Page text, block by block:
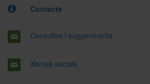
Contacte
Consultes i suggeriments
Xarxes socials